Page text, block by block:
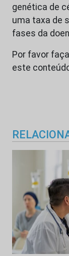
genética de
uma taxa de
fases da
Por favor faça
este